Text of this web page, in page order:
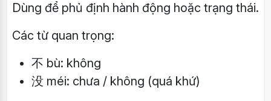
Dùng để phủ định hành động hoặc trạng thái.
Các từ quan trọng:
不 bù: không
没 méi: chưa / không (quá khứ)